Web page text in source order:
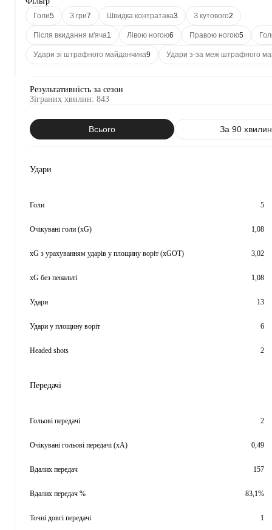
Голи5 З гри7 Швидка контратака3 З кутового2
Після вкидання м'яча1 Лівою ногою6 Правою ногою5
Удари зі штрафного майданчика9 Удари з-за меж штрафного
Результативність за сезон
Зіграних хвилин: 843
Всього За 90 хвилин
Удари
Голи 5
Очікувані голи (xG) 1,08
xG з урахуванням ударів у площину воріт (xGOT) 3,02
xG без пенальті 1,08
Удари 13
Удари у площину воріт 6
Headed shots 2
Передачі
Гольові передачі 2
Очікувані гольові передачі (xA) 0,49
Вдалих передач 157
Вдалих передач % 83,1%
Точні довгі передачі 1